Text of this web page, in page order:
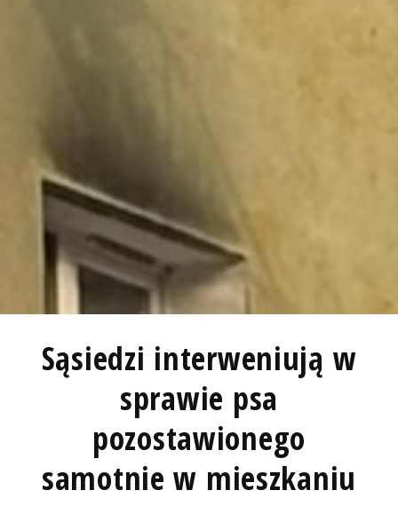
Sąsiedzi interweniują w
sprawie psa
pozostawionego
samotnie w mieszkaniu